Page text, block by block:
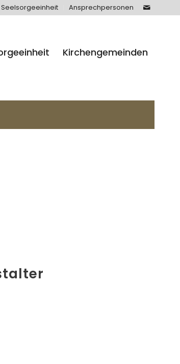
Seelsorgeeinheit Ansprechpersonen
Kirchengemeinden